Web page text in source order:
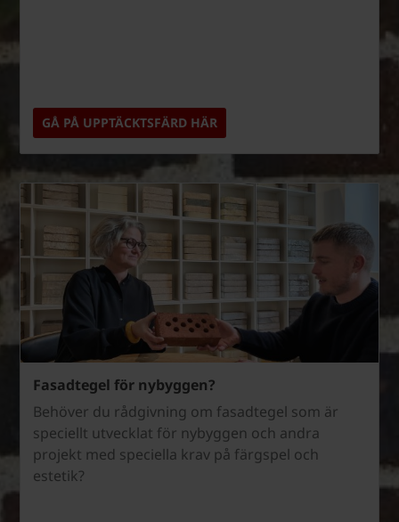
GÅ PÅ UPPTÄCKTSFÄRD HÄR
Fasadtegel för nybyggen?
Behöver du rådgivning om fasadtegel som är
speciellt utvecklat för nybyggen och andra
projekt med speciella krav på färgspel och
estetik?